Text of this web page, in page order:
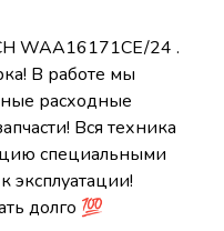
WAA16171CE/24 .
В работе мы
расходные
Вся техника
специальными
эксплуатации!
долго 💯